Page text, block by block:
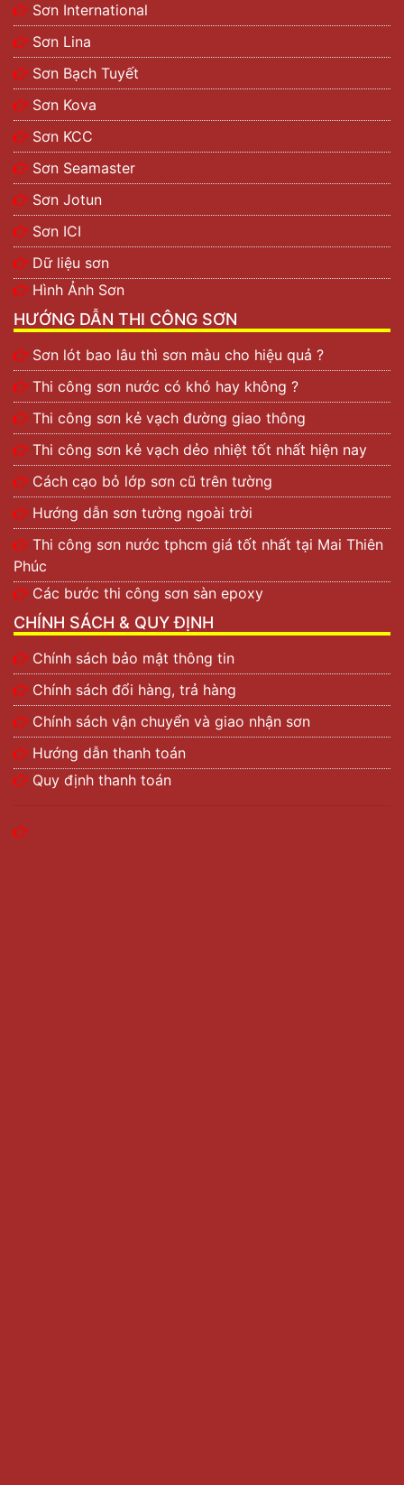
Sơn International
Sơn Lina
Sơn Bạch Tuyết
Sơn Kova
Sơn KCC
Sơn Seamaster
Sơn Jotun
Sơn ICI
Dữ liệu sơn
Hình Ảnh Sơn
HƯỚNG DẪN THI CÔNG SƠN
Sơn lót bao lâu thì sơn màu cho hiệu quả ?
Thi công sơn nước có khó hay không ?
Thi công sơn kẻ vạch đường giao thông
Thi công sơn kẻ vạch dẻo nhiệt tốt nhất hiện nay
Cách cạo bỏ lớp sơn cũ trên tường
Hướng dẫn sơn tường ngoài trời
Thi công sơn nước tphcm giá tốt nhất tại Mai Thiên
Phúc
Các bước thi công sơn sàn epoxy
CHÍNH SÁCH & QUY ĐỊNH
Chính sách bảo mật thông tin
Chính sách đổi hàng, trả hàng
Chính sách vận chuyển và giao nhận sơn
Hướng dẫn thanh toán
Quy định thanh toán